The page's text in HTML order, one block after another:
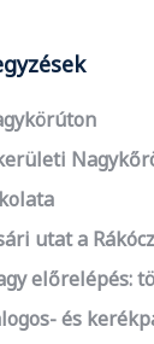
utat a
előrelépés:
és